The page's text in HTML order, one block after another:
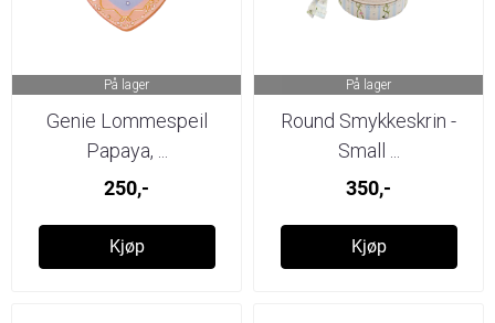
På lager
Genie Lommespeil
Papaya, ...
250,-
Kjøp
På lager
Round Smykkeskrin -
Small ...
350,-
Kjøp